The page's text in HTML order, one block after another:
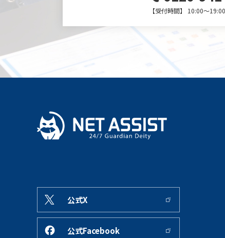
【受付時間】 10:00～
公式X
公式Facebook